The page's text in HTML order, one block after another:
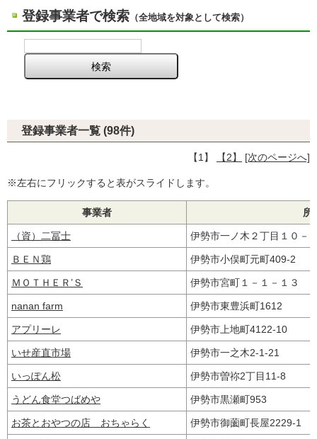
登録事業者で検索 （全地域を対象として検索）
登録事業者一覧 (98件)
【1】 【2】 [次のページへ]
※左右にフリックすると表がスライドします。
事業者 所
（資）二冨士 伊勢市一ノ木２丁目１０
ＢＥＮ鶏 伊勢市小俣町元町409-2
ＭＯＴＨＥＲ’Ｓ 伊勢市宮町１－１－１３
nanan farm 伊勢市東豊浜町1612
アプリーレ 伊勢市上地町4122-10
いせ産直市場 伊勢市一之木2-1-21
いっぽん松 伊勢市曽祢2丁目11-8
うどん食堂つばめや 伊勢市黒瀬町953
お茶とおやつの店 おちゃらく 伊勢市御薗町長屋2229-1